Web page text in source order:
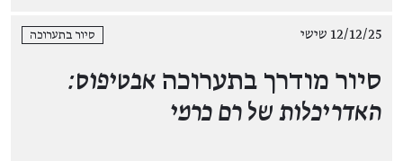
12/12/25 שישי סיור בתערוכה
סיור מודרך בתערוכה אבטיפוס:
האדריכלות של רם כרמי